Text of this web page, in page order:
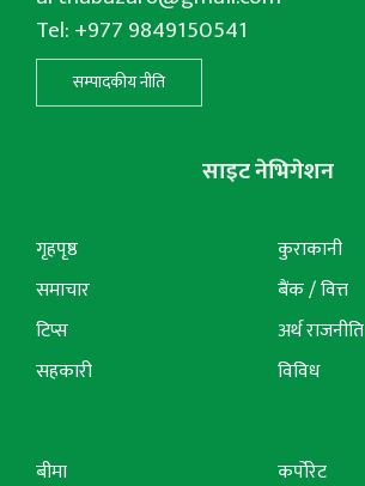
Tel: +977 9849150541
सम्पादकीय नीति
साइट नेभिगेशन
गृहपृष्ठ
समाचार
टिप्स
सहकारी
कुराकानी
बैंक / वित्त
अर्थ राजनीति
विविध
बीमा कर्पोरेट